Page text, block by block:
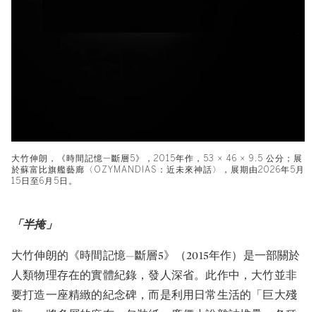
大竹伸朗，《時間記憶—斷層5》，2015年作，53 × 46 × 9.5 公分；展
於蘇富比旗艦藝廊〈OZYMANDIAS：近未來神話〉，展期由2026年5月
15日至6月5日。
「半掩」
大竹伸朗的《時間記憶—斷層5》（2015年作）是一部關於
人類物理存在的實體紀錄，發人深省。此作中，大竹並非
要打造一座精緻的紀念碑，而是利用日常生活的「巨大殘